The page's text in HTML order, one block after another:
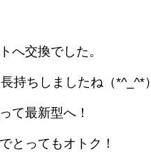
へ交換でした。
持ちしましたね（*^_^*）
て最新型へ！
とってもオトク！